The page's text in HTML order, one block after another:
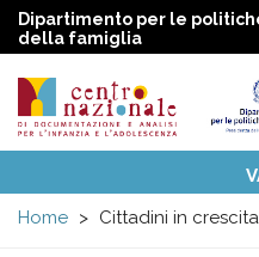
Dipartimento per le
della famiglia
Centro
menu
Temi
Attività
Convenzione ONU
Home
Cittadini in